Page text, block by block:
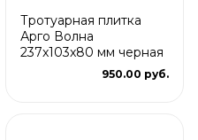
Тротуарная плитка
Арго Волна
237x103x80 мм черная
950.00 руб.